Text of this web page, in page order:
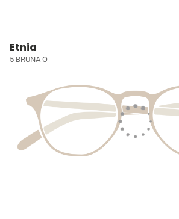
Etnia
5 BRUNA O